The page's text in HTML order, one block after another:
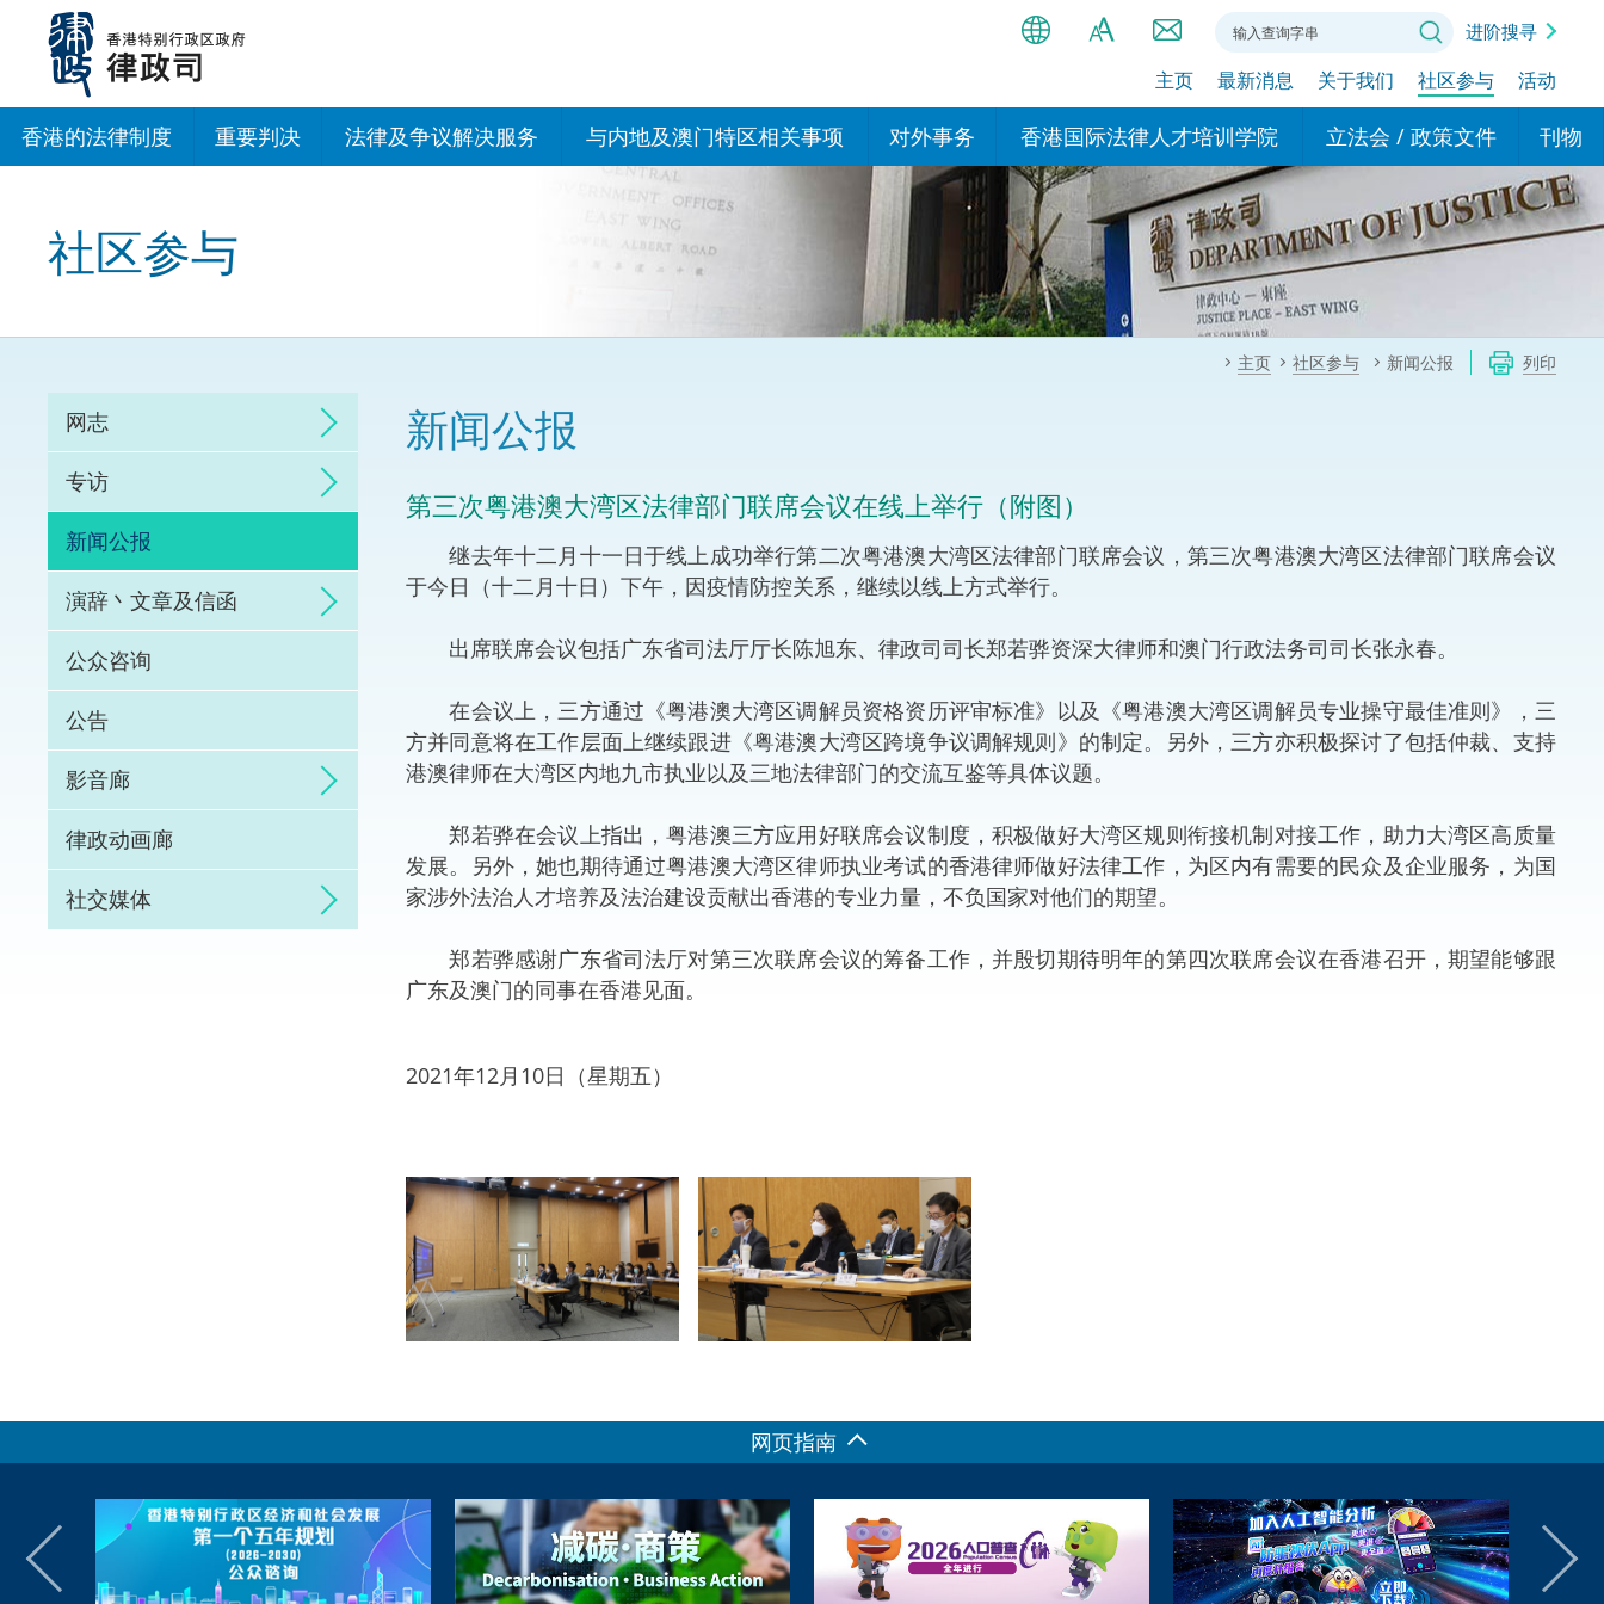
内
简
EN
Bahasa Indonesia (印尼语)
हिन्दी (印度语)
नेपाली (尼泊尔语)
اردو (乌尔都语)
Tiếng Việt (越南语)
A
A
进阶搜寻
主页 最新消息 关于我们 社区参与 活动
香港的法律制度 重要判决 法律及争议解决服务
诉讼
网上争议解决及法律科技
体育争议解决先导计划
能力建设
法律枢纽
促成交易和争议解决服务中心
与内地及澳门特区相关事项
与内地有关的安排
香港与内地相互认可和执行民
商事案件判决的安排
关于建立更紧密经贸关系的安
与澳门特区的安排
“一带一路”建设
对外事务
国际政府机构在香港设立办事
处或运作
多边协定
其他协定
香港国际法律人才培训学院
我们的学院
我们的专家委员会
我们的办公室
我们的培训课程和能力建设项
立法会 / 政策文件
现行政策措施
政策文件
特别财务委员会
刊物
基本
民事
法律
相互
一般
社区参与
主页 社区参与 新闻公报 列印
网志
专访
新闻公报
演辞丶文章及信函
公众咨询
公告
影音廊
律政动画廊
社交媒体
新闻公报
第三次粤港澳大湾区法律部门联席会议在线上举行（附图）
继去年十二月十一日于线上成功举行第二次粤港澳大湾区法律部门联席会议，第三次粤港澳大湾区法律部门联席会议
于今日（十二月十日）下午，因疫情防控关系，继续以线上方式举行。
出席联席会议包括广东省司法厅厅长陈旭东、律政司司长郑若骅资深大律师和澳门行政法务司司长张永春。
在会议上，三方通过《粤港澳大湾区调解员资格资历评审标准》以及《粤港澳大湾区调解员专业操守最佳准则》，三
方并同意将在工作层面上继续跟进《粤港澳大湾区跨境争议调解规则》的制定。另外，三方亦积极探讨了包括仲裁、支持
港澳律师在大湾区内地九市执业以及三地法律部门的交流互鉴等具体议题。
郑若骅在会议上指出，粤港澳三方应用好联席会议制度，积极做好大湾区规则衔接机制对接工作，助力大湾区高质量
发展。另外，她也期待通过粤港澳大湾区律师执业考试的香港律师做好法律工作，为区内有需要的民众及企业服务，为国
家涉外法治人才培养及法治建设贡献出香港的专业力量，不负国家对他们的期望。
郑若骅感谢广东省司法厅对第三次联席会议的筹备工作，并殷切期待明年的第四次联席会议在香港召开，期望能够跟
广东及澳门的同事在香港见面。
2021年12月10日（星期五）
网页指南